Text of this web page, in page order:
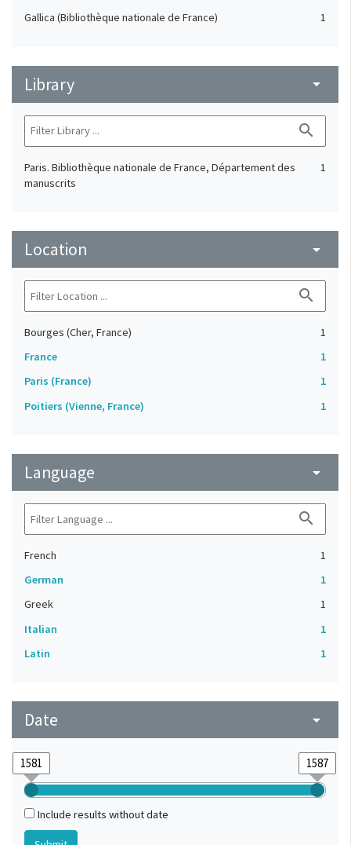
Gallica (Bibliothèque nationale de France) 1
Library arrow_drop_down
search
Paris. Bibliothèque nationale de France, Département des
manuscrits
1
Location arrow_drop_down
search
Bourges (Cher, France)
1
France
1
Paris (France)
1
Poitiers (Vienne, France)
1
Language arrow_drop_down
search
French
1
German
1
Greek
1
Italian
1
Latin
1
Date arrow_drop_down
Include results without date